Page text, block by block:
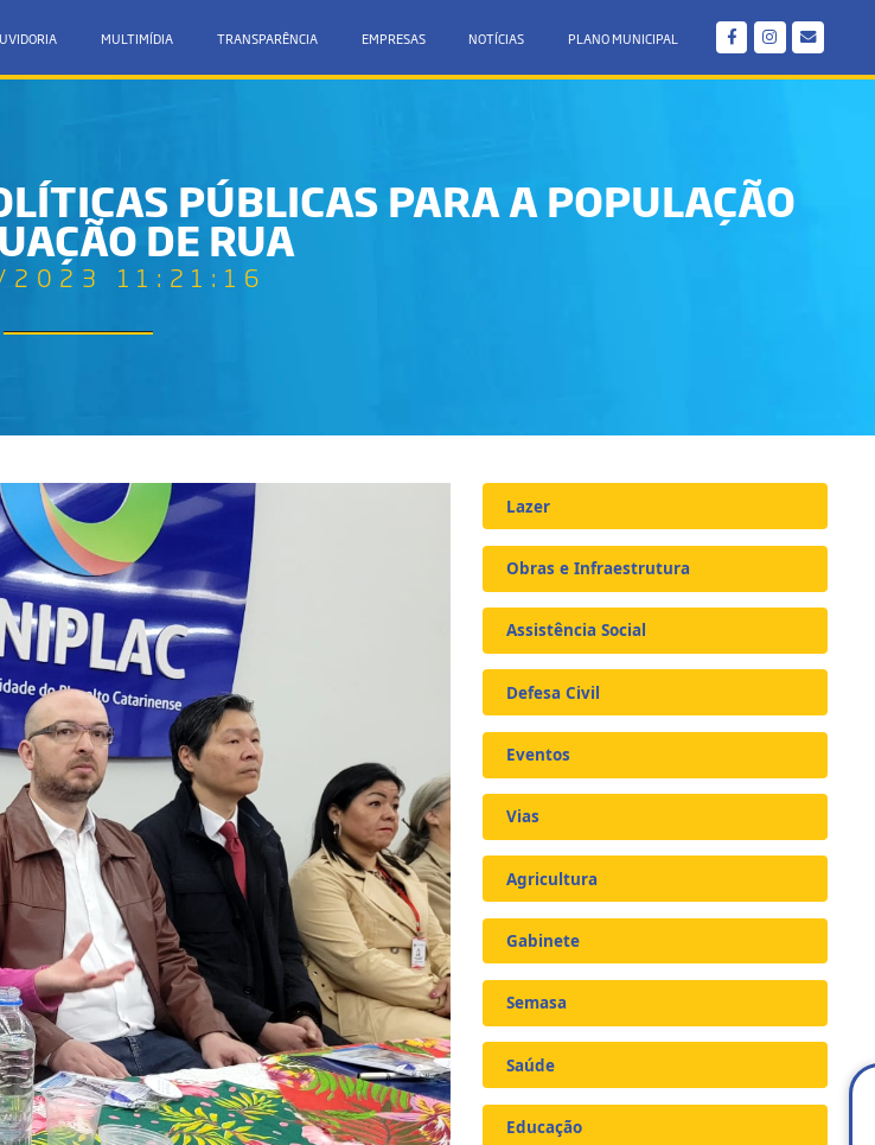
MULTIMÍDIA TRANSPARÊNCIA EMPRESAS NOTÍCIAS PLANO MUNICIPAL
PÚBLICAS PARA A POPULAÇÃO
DE RUA
11:21:16
Lazer
Obras e Infraestrutura
Assistência Social
Defesa Civil
Eventos
Vias
Agricultura
Gabinete
Semasa
Saúde
Educação